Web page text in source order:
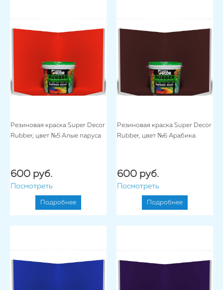
Резиновая краска Super Decor
Rubber, цвет №5 Алые паруса
600 руб.
Посмотреть
Подробнее
Резиновая краска Super Decor
Rubber, цвет №6 Арабика
600 руб.
Посмотреть
Подробнее